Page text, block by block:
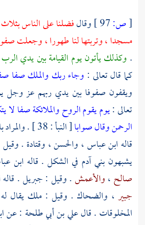
[ص: وقالفضلنا على الناس
مسجدا ، وتربتها لنا طهورا ، وجعلت
. وكذلك يأتون يوم القيامة بين يدي
كما قال تعالى : وجاء ربك والملك صفا
ويقفون صفوفا بين يدي ربهم عز وجل
تعالى :يوم يقوم الروح والملائكة صفا لا
الرحمن وقال صوابا
[ النبأ : 38 ] .
قاله ابن عباس، والحسن، وقتادة .
يشبهون بني آدم في الشكل . قاله ابن
صالح ،والأعمش. وقيل :جبريل. قاله
جبير ، والضحاك . وقيل : ملك يقال
المخلوقات . قالعلي بن أبي طلحة : عن